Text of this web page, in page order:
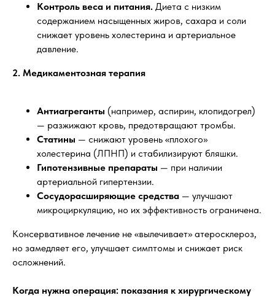
Контроль веса и питания. Диета с низким
содержанием насыщенных жиров, сахара и соли
снижает уровень холестерина и артериальное
давление.
2. Медикаментозная терапия
Антиагреганты (например, аспирин, клопидогрел)
— разжижают кровь, предотвращают тромбы.
Статины — снижают уровень «плохого»
холестерина (ЛПНП) и стабилизируют бляшки.
Гипотензивные препараты — при наличии
артериальной гипертензии.
Сосудорасширяющие средства — улучшают
микроциркуляцию, но их эффективность ограничена.
Консервативное лечение не «вылечивает» атеросклероз,
но замедляет его, улучшает симптомы и снижает риск
осложнений.
Когда нужна операция: показания к хирургическому